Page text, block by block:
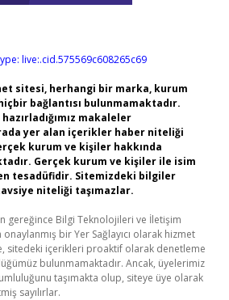
live:.cid.575569c608265c69
sitesi, herhangi bir marka, kurum
bağlantısı bulunmamaktadır.
makaleler
yer alan içerikler haber niteliği
kurum ve kişiler hakkında
Gerçek kurum ve kişiler ile isim
tesadüfidir. Sitemizdeki bilgiler
niteliği taşımazlar.
gereğince Bilgi Teknolojileri ve İletişim
bir Yer Sağlayıcı olarak hizmet
sitedeki içerikleri proaktif olarak denetleme
bulunmamaktadır. Ancak, üyelerimiz
taşımakta olup, siteye üye olarak
sayılırlar.